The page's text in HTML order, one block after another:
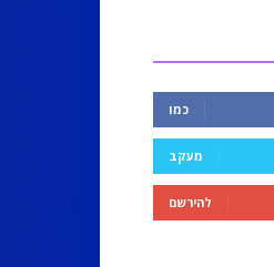
כמו
מעקב
להירשם